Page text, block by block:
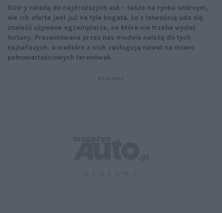
SUV-y należą do najdroższych aut – także na rynku wtórnym,
ale ich oferta jest już na tyle bogata, że z łatwością uda się
znaleźć używane egzemplarze, na które nie trzeba wydać
fortuny. Prezentowane przez nas modele należą do tych
najtańszych, a niektóre z nich zasługują nawet na miano
pełnowartościowych terenówek.